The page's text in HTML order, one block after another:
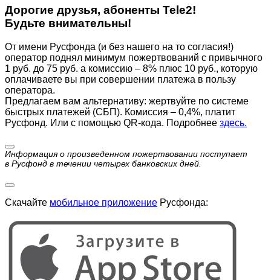
Дорогие друзья, абоненты Tele2!
Будьте внимательны!
От имени Русфонда (и без нашего на то согласия!)
оператор поднял минимум пожертвований с привычного
1 руб. до 75 руб. а комиссию – 8% плюс 10 руб., которую
оплачиваете вы при совершении платежа в пользу
оператора.
Предлагаем вам альтернативу: жертвуйте по cистеме
быстрых платежей (СБП). Комиссия – 0,4%, платит
Русфонд. Или с помощью QR-кода. Подробнее здесь.
Информация о произведенном пожертвовании поступает
в Русфонд в течении четырех банковских дней.
Скачайте мобильное приложение Русфонда: